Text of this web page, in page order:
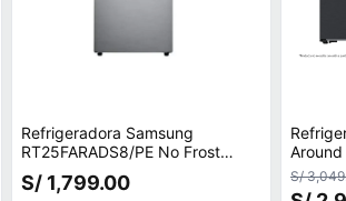
Refrigeradora Samsung
RT25FARADS8/PE No Frost
255L
S/ 1,799.00 S/